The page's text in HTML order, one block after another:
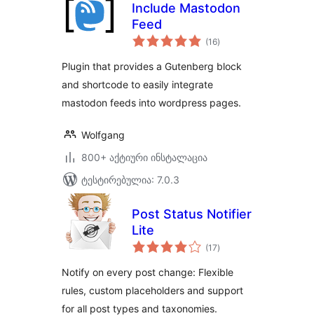
Include Mastodon
Feed
(16საერთო
რეიტინგი
)
Plugin that provides a Gutenberg block
and shortcode to easily integrate
mastodon feeds into wordpress pages.
Wolfgang
800+ აქტიური ინსტალაცია
ტესტირებულია: 7.0.3
Post Status Notifier
Lite
(17საერთო
რეიტინგი
)
Notify on every post change: Flexible
rules, custom placeholders and support
for all post types and taxonomies.